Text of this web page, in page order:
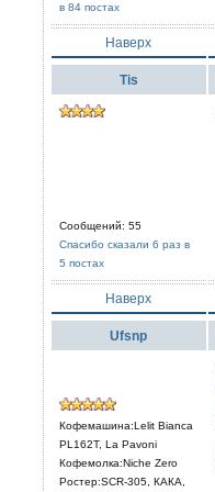
в 84 постах
Наверх
Tis
Сообщений: 55
Спасибо сказали 6 раз в
5 постах
Наверх
Ufsnp
Кофемашина:Lelit Bianca
PL162T, La Pavoni
Кофемолка:Niche Zero
Ростер:SCR-305, КАКА,